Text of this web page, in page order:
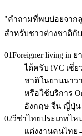
"คำถามที่พบบ่อยจาก
สำหรับชาวต่างชาติกั
01Foreigner living in
ได้ครับ iVC เชี่
ชาติในยานนาว
หรือใช้บริการ
อังกฤษ จีน ญี่ปุ่น
02วีซ่าไทยประเภทไห
แต่งงานคนไทย